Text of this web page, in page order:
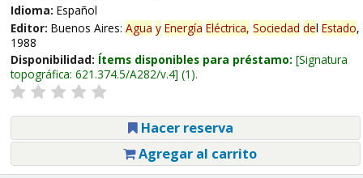
Idioma: Español
Editor: Buenos Aires: Agua y Energía Eléctrica, Sociedad del Estado,
1988
Disponibilidad: Ítems disponibles para préstamo: Signatura
topográfica: 621.374.5/A282/v.4 (1).
Hacer reserva
Agregar al carrito